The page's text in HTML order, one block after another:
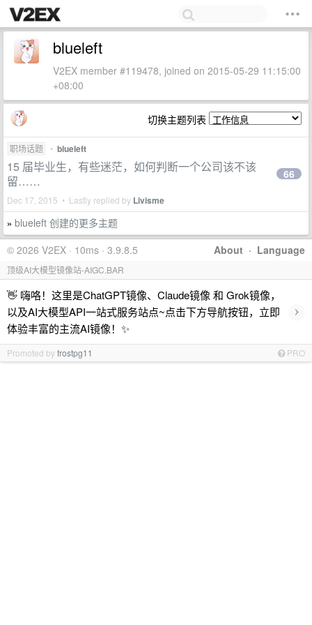
blueleft
V2EX member #119478, joined on 2015-05-29 11:15:00
+08:00
切换主题列表
职场话题 • blueleft
15 届毕业生，有些迷茫，如何判断一个公司该不该
留……
Dec 17, 2015 • Lastly replied by Livisme
66
» blueleft 创建的更多主题
About · Language
© 2026 V2EX · 10ms · 3.9.8.5
顶级AI大模型镜像站-AIGC.BAR
👋 嗨咯！这里是ChatGPT镜像、Claude镜像 和 Grok镜像，
以及AI大模型API一站式服务站点~点击下方导航按钮，立即
体验丰富的主流AI镜像！✨
›
Promoted byfrostpg11 PRO